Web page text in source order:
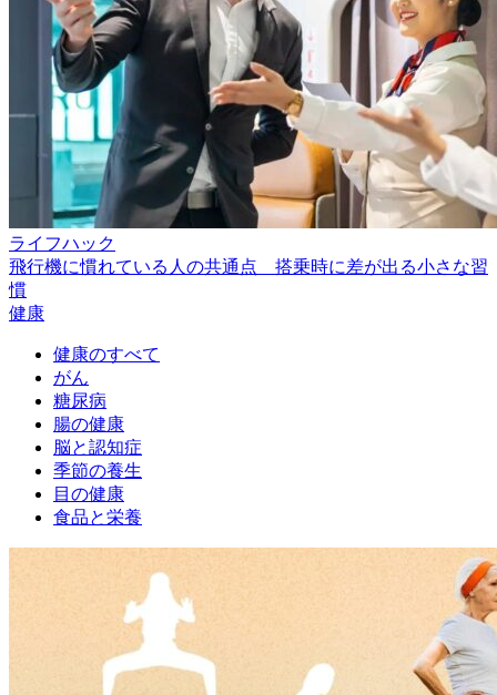
ライフハック
飛行機に慣れている人の共通点 搭乗時に差が出る小さな習
慣
健康
健康のすべて
がん
糖尿病
腸の健康
脳と認知症
季節の養生
目の健康
食品と栄養